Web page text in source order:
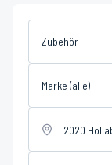
Zubehör
Marke (alle)